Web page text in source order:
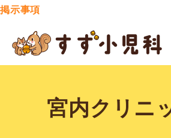
掲示事項
宮内クリニ